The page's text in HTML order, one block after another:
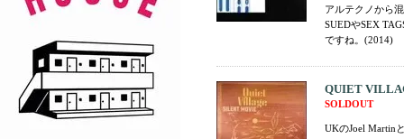
アルテクノから
SUEDやSEX
ですね。(2014)
QUIET
SOLDOUT
UKのJoel Martin